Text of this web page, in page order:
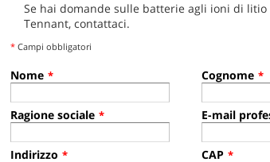
Se hai domande sulle batterie agli ioni di
Tennant, contattaci.
* Campi obbligatori
Nome * Cognome *
Ragione sociale * E-mail
Indirizzo * CAP *